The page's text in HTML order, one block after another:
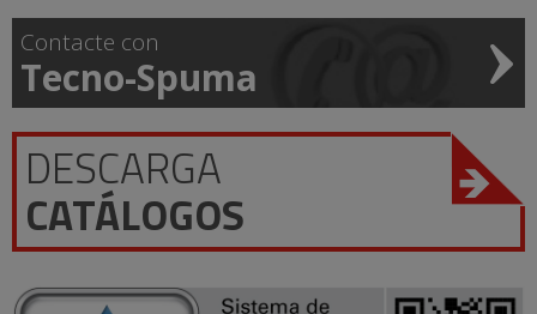
Contacte con
Tecno-Spuma
DESCARGA
CATÁLOGOS